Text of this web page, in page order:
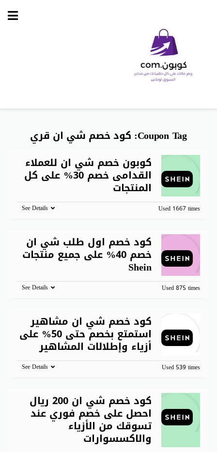
Skip
Coupon Tag: كود خصم شي ان قري
كوبون خصم شي ان للعملاء
القدامى خصم 30% على كل
المنتجات
Used 1667 times
See Details
كود خصم اول طلب شي ان
خصم 40% على جميع منتجات
Shein
Used 875 times
See Details
كود خصم شي ان مشاهير
استمتع بخصم حتى 50% على
أزياء وإطلالات المشاهير
Used 539 times
See Details
كود خصم شي ان 200 ريال
احصل على خصم فوري عند
تسوقك من الأزياء
والاكسسوارات